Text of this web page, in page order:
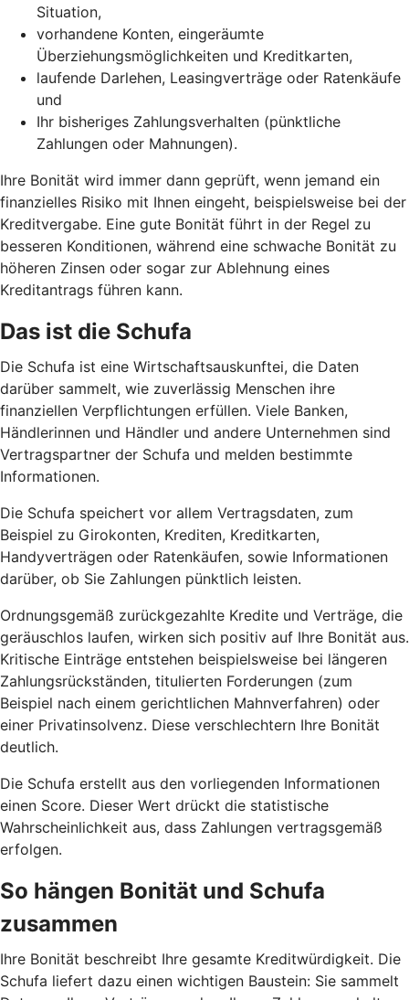
Situation,
vorhandene Konten, eingeräumte
Überziehungsmöglichkeiten und Kreditkarten,
laufende Darlehen, Leasingverträge oder Ratenkäufe
und
Ihr bisheriges Zahlungsverhalten (pünktliche
Zahlungen oder Mahnungen).
Ihre Bonität wird immer dann geprüft, wenn jemand ein
finanzielles Risiko mit Ihnen eingeht, beispielsweise bei der
Kreditvergabe. Eine gute Bonität führt in der Regel zu
besseren Konditionen, während eine schwache Bonität zu
höheren Zinsen oder sogar zur Ablehnung eines
Kreditantrags führen kann.
Das ist die Schufa
Die Schufa ist eine Wirtschaftsauskunftei, die Daten
darüber sammelt, wie zuverlässig Menschen ihre
finanziellen Verpflichtungen erfüllen. Viele Banken,
Händlerinnen und Händler und andere Unternehmen sind
Vertragspartner der Schufa und melden bestimmte
Informationen.
Die Schufa speichert vor allem Vertragsdaten, zum
Beispiel zu Girokonten, Krediten, Kreditkarten,
Handyverträgen oder Ratenkäufen, sowie Informationen
darüber, ob Sie Zahlungen pünktlich leisten.
Ordnungsgemäß zurückgezahlte Kredite und Verträge, die
geräuschlos laufen, wirken sich positiv auf Ihre Bonität aus.
Kritische Einträge entstehen beispielsweise bei längeren
Zahlungsrückständen, titulierten Forderungen (zum
Beispiel nach einem gerichtlichen Mahnverfahren) oder
einer Privatinsolvenz. Diese verschlechtern Ihre Bonität
deutlich.
Die Schufa erstellt aus den vorliegenden Informationen
einen Score. Dieser Wert drückt die statistische
Wahrscheinlichkeit aus, dass Zahlungen vertragsgemäß
erfolgen.
So hängen Bonität und Schufa
zusammen
Ihre Bonität beschreibt Ihre gesamte Kreditwürdigkeit. Die
Schufa liefert dazu einen wichtigen Baustein: Sie sammelt